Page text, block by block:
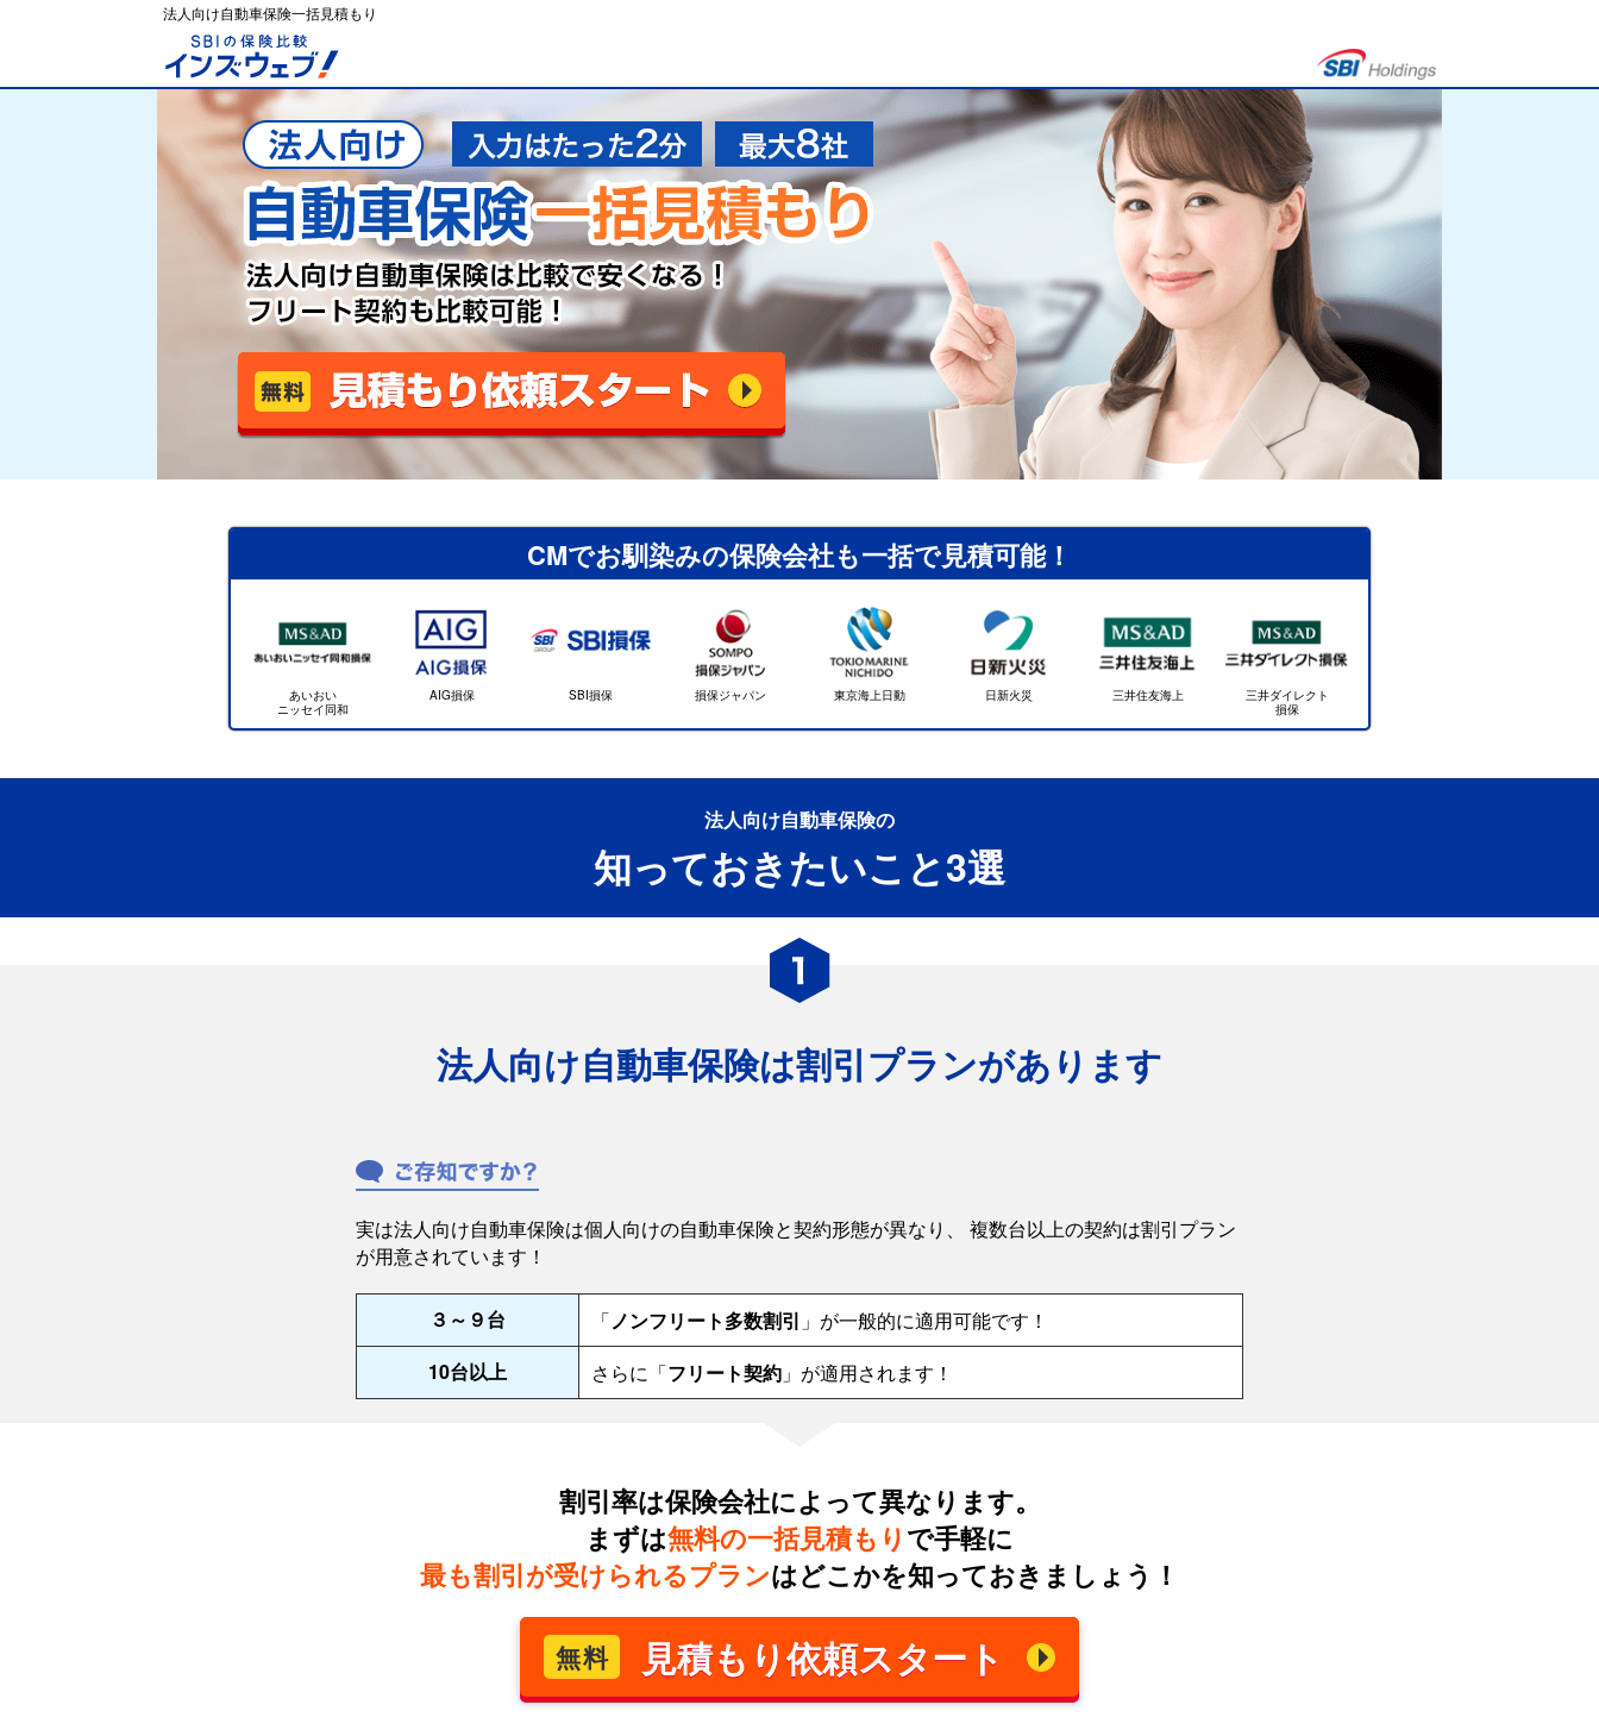
法人向け自動車保険一括見積もり
CMでお馴染みの保険会社も一括で見積可能！
あいおい
ニッセイ同和
AIG損保 SBI損保 損保ジャパン 東京海上日動 日新火災 三井住友海上
三井ダイレクト
損保
法人向け自動車保険の
知っておきたいこと3選
法人向け自動車保険は割引プランがあります
実は法人向け自動車保険は個人向けの自動車保険と契約形態が異なり、 複数台以上の契約は割引プラン
が用意されています！
３～９台 「ノンフリート多数割引 」が一般的に適用可能です！
10台以上
さらに「フリート契約」が適用されます！
割引率は保険会社によって異なります。
まずは無料の一括見積もりで手軽に
最も割引が受けられるプランはどこかを知っておきましょう！
無料 見積もり依頼スタート